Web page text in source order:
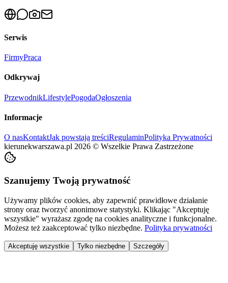
Serwis
FirmyPraca
Odkrywaj
PrzewodnikLifestylePogodaOgłoszenia
Informacje
O nasKontaktJak powstają treściRegulaminPolityka Prywatności
kierunekwarszawa.pl 2026 © Wszelkie Prawa Zastrzeżone
Szanujemy Twoją prywatność
Używamy plików cookies, aby zapewnić prawidłowe działanie
strony oraz tworzyć anonimowe statystyki. Klikając "Akceptuję
wszystkie" wyrażasz zgodę na cookies analityczne i funkcjonalne.
Możesz też zaakceptować tylko niezbędne. Polityka prywatności
Akceptuję wszystkie Tylko niezbędne Szczegóły